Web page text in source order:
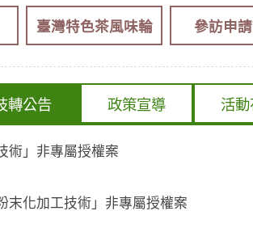
臺灣特色茶風味輪 參訪申
轉公告 政策宣導 活動
術」非專屬授權案
末化加工技術」非專屬授權案